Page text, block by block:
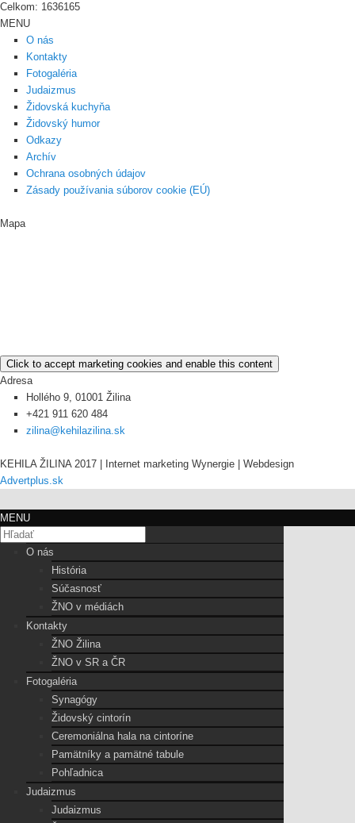
Celkom: 1636165
MENU
O nás
Kontakty
Fotogaléria
Judaizmus
Židovská kuchyňa
Židovský humor
Odkazy
Archív
Ochrana osobných údajov
Zásady používania súborov cookie (EÚ)
Mapa
Click to accept marketing cookies and enable this content
Adresa
Hollého 9, 01001 Žilina
+421 911 620 484
zilina@kehilazilina.sk
KEHILA ŽILINA 2017 | Internet marketing Wynergie | Webdesign
Advertplus.sk
MENU
O nás
História
Súčasnosť
ŽNO v médiách
Kontakty
ŽNO Žilina
ŽNO v SR a ČR
Fotogaléria
Synagógy
Židovský cintorín
Ceremoniálna hala na cintoríne
Pamätníky a pamätné tabule
Pohľadnica
Judaizmus
Judaizmus